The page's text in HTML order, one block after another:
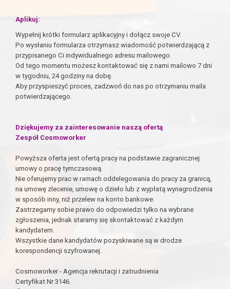
Aplikuj:
Wypełnij krótki formularz aplikacyjny i dołącz swoje CV.
Po wysłaniu formularza otrzymasz wiadomość potwierdzającą z
przypisanego Ci indywidualnego adresu mailowego.
Od tego momentu możesz kontaktować się z nami mailowo 7 dni
w tygodniu, 24 godziny na dobę.
Aby przyspieszyć proces, zadzwoń do nas po otrzymaniu maila
potwierdzającego.
Dziękujemy za zainteresowanie naszą ofertą
Zespół Cosmoworker
Powyższa oferta jest ofertą pracy na podstawie zagranicznej
umowy o pracę tymczasową.
Nie oferujemy prac w ramach oddelegowania do pracy za granicą,
na umowę zlecenie, umowę o dzieło lub z wypłatą wynagrodzenia
w sposób inny, niż przelew na konto bankowe.
Zastrzegamy sobie prawo do odpowiedzi tylko na wybrane
zgłoszenia, jednak staramy się skontaktować z każdym
kandydatem.
Wszystkie dane kandydatów pozyskiwane są w drodze
korespondencji szyfrowanej.
Cosmoworker - Agencja rekrutacji i zatrudnienia
Certyfikat Nr 3146.